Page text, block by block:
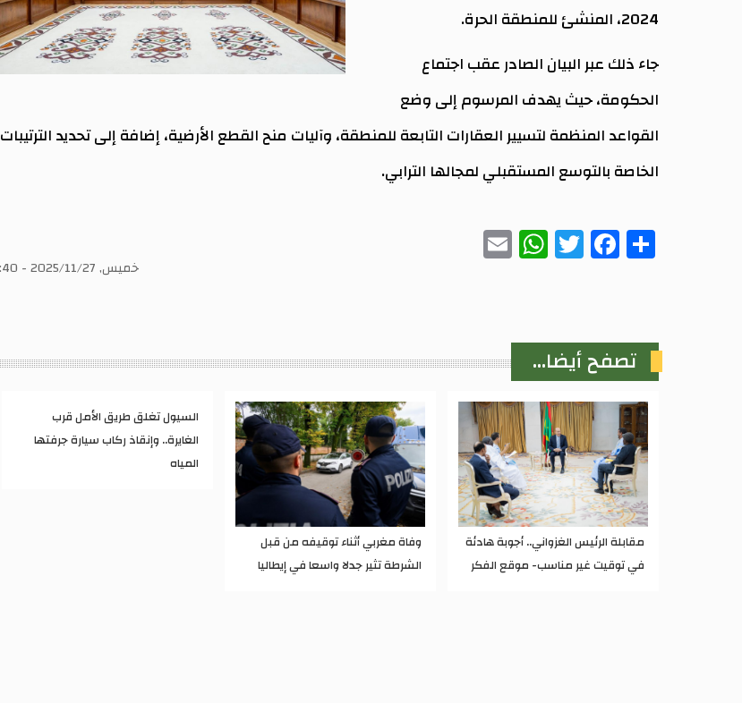
2024، المنشئ للمنطقة الحرة.
جاء ذلك عبر البيان الصادر عقب اجتماع
الحكومة، حيث يهدف المرسوم إلى وضع
القواعد المنظمة لتسيير العقارات التابعة للمنطقة، وآليات منح القطع الأرضية، إضافة إلى تحديد الترتيبات
الخاصة بالتوسع المستقبلي لمجالها الترابي.
Share
Facebook
Twitter
WhatsApp خميس, 2025/11/27 - 09:40
تصفح أيضا...
مقابلة الرئيس الغزواني.. أجوبة هادئة
في توقيت غير مناسب- موقع الفكر
وفاة مغربي أثناء توقيفه من قبل
الشرطة تثير جدلا واسعا في إيطاليا
السيول تغلق طريق الأمل قرب
الغايرة.. وإنقاذ ركاب سيارة جرفتها
المياه